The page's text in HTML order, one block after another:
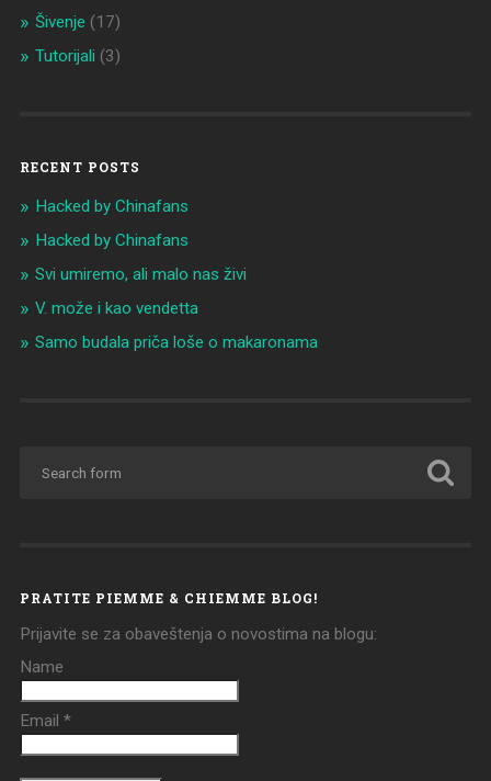
Šivenje (17)
Tutorijali (3)
RECENT POSTS
Hacked by Chinafans
Hacked by Chinafans
Svi umiremo, ali malo nas živi
V. može i kao vendetta
Samo budala priča loše o makaronama
PRATITE PIEMME & CHIEMME BLOG!
Prijavite se za obaveštenja o novostima na blogu:
Name
Email *